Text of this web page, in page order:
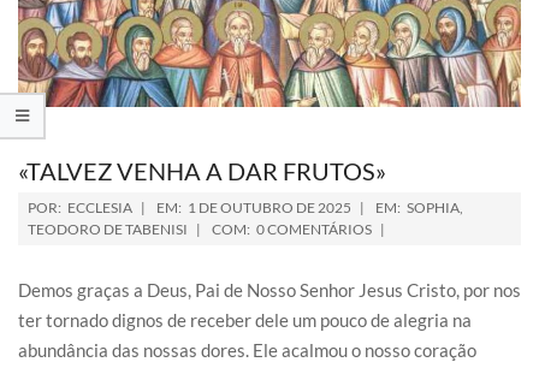
«TALVEZ VENHA A DAR FRUTOS»
POR: ECCLESIA EM: 1 DE OUTUBRO DE 2025 EM: SOPHIA,
TEODORO DE TABENISI
COM: 0 COMENTÁRIOS
Demos graças a Deus, Pai de Nosso Senhor Jesus Cristo, por nos
ter tornado dignos de receber dele um pouco de alegria na
abundância das nossas dores. Ele acalmou o nosso coração